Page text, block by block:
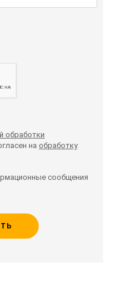
обработки
на обработку
сообщения